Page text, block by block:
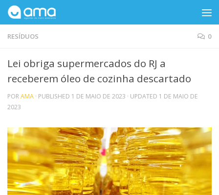
Skip to content
RESÍDUOS 0
Lei obriga supermercados do RJ a
receberem óleo de cozinha descartado
PORAMA · PUBLISHED 1 DE MAIO DE 2023 · UPDATED 1 DE MAIO DE
2023